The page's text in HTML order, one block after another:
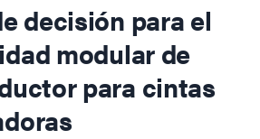
decisión para el
modular de
para cintas